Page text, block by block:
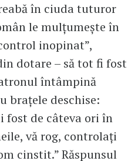
în ciuda tuturor
le mulțumește în
inopinat”,
dotare – să tot fi fost
întâmpină
brațele deschise:
fost de câteva ori în
vă rog, controlați
cinstit.” Răspunsul